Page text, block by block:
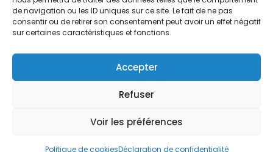
de navigation ou les ID uniques sur ce site. Le fait de ne pas
consentir ou de retirer son consentement peut avoir un effet négatif
sur certaines caractéristiques et fonctions.
Accepter
Refuser
Voir les préférences
Politique de cookiesDéclaration de confidentialité
Restez informés
Abonnez-vous aux alertes municipales
Je m'abonne
Ville d’Acton Vale © Tous droits réservés |Politique de